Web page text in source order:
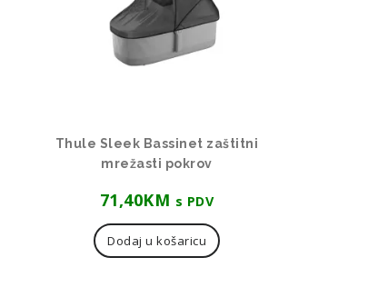
Thule Sleek Bassinet zaštitni
mrežasti pokrov
71,40KM s PDV
Dodaj u košaricu